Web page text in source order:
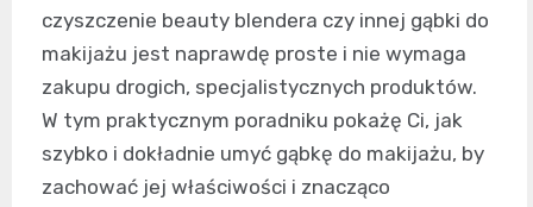
czyszczenie beauty blendera czy innej gąbki do
makijażu jest naprawdę proste i nie wymaga
zakupu drogich, specjalistycznych produktów.
W tym praktycznym poradniku pokażę Ci, jak
szybko i dokładnie umyć gąbkę do makijażu, by
zachować jej właściwości i znacząco